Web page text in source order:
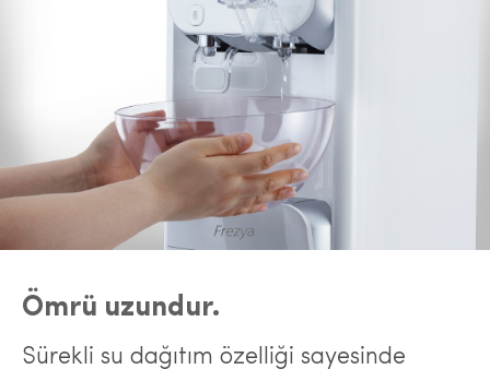
Ömrü uzundur.
Sürekli su dağıtım özelliği sayesinde